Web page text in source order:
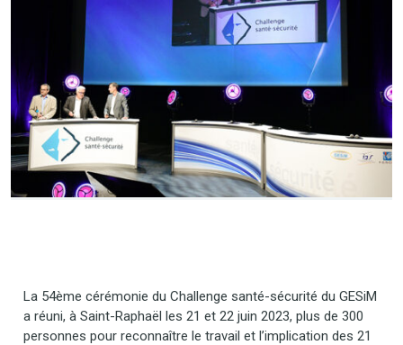
La 54ème cérémonie du Challenge santé-sécurité du GESiM
a réuni, à Saint-Raphaël les 21 et 22 juin 2023, plus de 300
personnes pour reconnaître le travail et l’implication des 21